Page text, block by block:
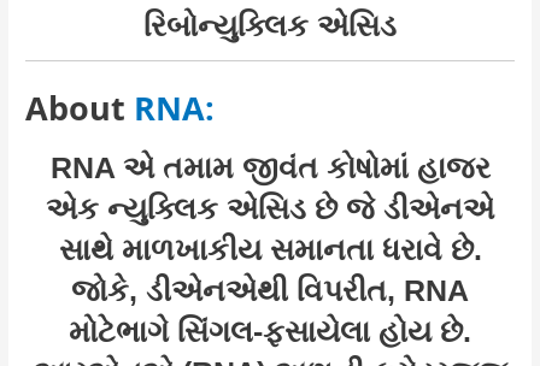
રિબોન્યુક્લિક એસિડ
About RNA:
RNA એ તમામ જીવંત કોષોમાં હાજર
એક ન્યુક્લિક એસિડ છે જે ડીએનએ
સાથે માળખાકીય સમાનતા ધરાવે છે.
જોકે, ડીએનએથી વિપરીત, RNA
મોટેભાગે સિંગલ-ફસાયેલા હોય છે.